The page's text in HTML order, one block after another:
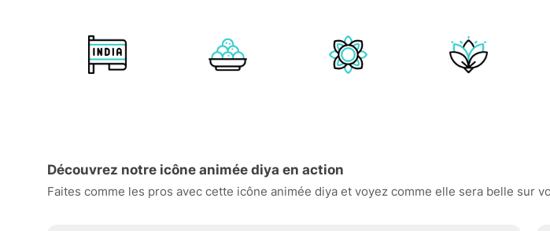
Découvrez notre icône animée diya en action
Faites comme les pros avec cette icône animée diya et voyez comme elle sera belle sur